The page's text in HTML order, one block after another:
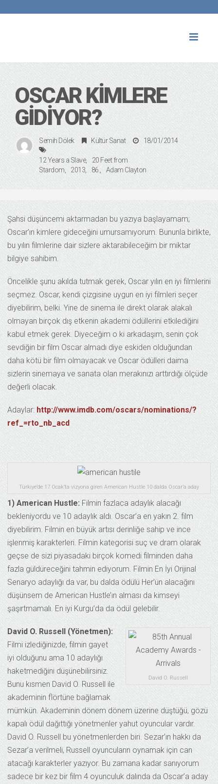
OSCAR KIMLERE
GIDIYOR?
Semih Dölek Kültür Sanat 18/01/2014
12 Years a Slave
20 Feet from
Stardom
2013 86. Adam Clayton
Şahsi düşüncemi aktarmadan bu yazıya başlayamam;
Oscar’ın kimlere gideceğini umursamıyorum. Bununla birlikte,
bu yılın filmlerine dair sizlere aktarabileceğim bir miktar
bilgiye sahibim.
Öncelikle şunu akılda tutmak gerek, Oscar yılın en iyi filmlerini
seçmez. Oscar, kendi çizgisine uygun en iyi filmleri seçer
diyebilirim, belki. Yine de sinema ile direkt olarak alakalı
olmayan birçok dış etkenin akademi ödüllerini etkilediğini
kabul etmek gerek. Diyeceğim o ki arkadaşım, senin çok
sevdiğin bir film Oscar almadı diye eskiden olduğundan
daha kötü bir film olmayacak ve Oscar ödülleri daima
sizlerin sinemaya ve sanata olan merakınızı arttırdığı ölçüde
değerli olacak.
Adaylar: http://www.imdb.com/oscars/nominations/?
ref_=rto_nb_acd
Türkiye’de 17 Ocak’ta vizyona giren American Hustle 10 dalda Oscar’a aday
1) American Hustle: Filmin fazlaca adaylık alacağı
bekleniyordu ve 10 adaylık aldı. Oscar’a en yakın 2. film
diyebilirim. Filmin en büyük artısı derinliğe sahip ve ince
işlenmiş karakterleri. Filmin kategorisi suç ve dram olarak
geçse de sizi piyasadaki birçok komedi filminden daha
fazla güldüreceğini tahmin ediyorum. Filmin En İyi Orijinal
Senaryo adaylığı da var, bu dalda ödülü Her’ün alacağını
düşünsem de American Hustle’ın alması da kimseyi
şaşırtmamalı. En iyi Kurgu’da da ödül gelebilir.
David O. Russell
David O. Russell (Yönetmen):
Filmi izlediğinizde, filmin gayet
iyi olduğunu ama 10 adaylığı
haketmediğini düşünebilirsiniz.
Bunu kısmen David O. Russell ile
akademinin flörtüne bağlamak
mümkün. Akademinin dönem dönem üzerine düştüğü, gözü
kapalı ödül dağıttığı yönetmenler yahut oyuncular vardır.
David O. Russell bu yönetmenlerden biri. Sezar’ın hakkı da
Sezar’a verilmeli, Russell oyuncuların oynamak için can
atacağı karakterler yazıyor. Bu zamana kadar sanıyorum
sadece bir kez bir film 4 oyunculuk dalında da Oscar’a aday